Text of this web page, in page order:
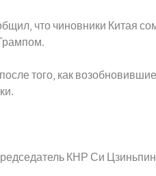
что чиновники Китая
того, как
КНР Си